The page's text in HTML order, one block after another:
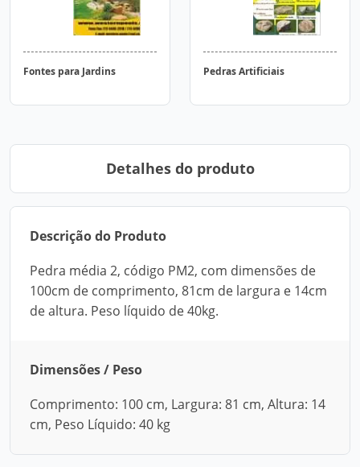
Fontes para Jardins Pedras Artificiais
Detalhes do produto
Descrição do Produto
Pedra média 2, código PM2, com dimensões de
100cm de comprimento, 81cm de largura e 14cm
de altura. Peso líquido de 40kg.
Dimensões / Peso
Comprimento: 100 cm, Largura: 81 cm, Altura: 14
cm, Peso Líquido: 40 kg